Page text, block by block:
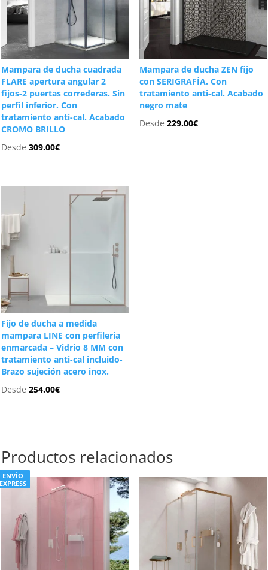
Mampara de ducha cuadrada
FLARE apertura angular 2
fijos-2 puertas correderas. Sin
perfil inferior. Con
tratamiento anti-cal. Acabado
CROMO BRILLO
Desde309.00€
Mampara de ducha ZEN fijo
con SERIGRAFÍA. Con
tratamiento anti-cal. Acabado
negro mate
Desde 229.00€
Fijo de ducha a medida
mampara LINE con perfileria
enmarcada – Vidrio 8 MM con
tratamiento anti-cal incluido-
Brazo sujeción acero inox.
Desde254.00€
Productos relacionados
ENVÍO